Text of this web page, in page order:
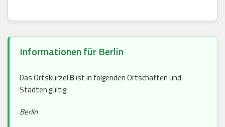
Informationen für Berlin
Das Ortskürzel Bist in folgenden Ortschaften und
Städten gültig:
Berlin